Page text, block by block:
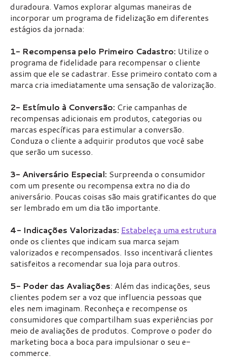
duradoura. Vamos explorar algumas maneiras de
incorporar um programa de fidelização em diferentes
estágios da jornada:
1- Recompensa pelo Primeiro Cadastro: Utilize o
programa de fidelidade para recompensar o cliente
assim que ele se cadastrar. Esse primeiro contato com a
marca cria imediatamente uma sensação de valorização.
2- Estímulo à Conversão: Crie campanhas de
recompensas adicionais em produtos, categorias ou
marcas específicas para estimular a conversão.
Conduza o cliente a adquirir produtos que você sabe
que serão um sucesso.
3- Aniversário Especial: Surpreenda o consumidor
com um presente ou recompensa extra no dia do
aniversário. Poucas coisas são mais gratificantes do que
ser lembrado em um dia tão importante.
4- Indicações Valorizadas: Estabeleça uma estrutura
onde os clientes que indicam sua marca sejam
valorizados e recompensados. Isso incentivará clientes
satisfeitos a recomendar sua loja para outros.
5- Poder das Avaliações: Além das indicações, seus
clientes podem ser a voz que influencia pessoas que
eles nem imaginam. Reconheça e recompense os
consumidores que compartilham suas experiências por
meio de avaliações de produtos. Comprove o poder do
marketing boca a boca para impulsionar o seu e-
commerce.